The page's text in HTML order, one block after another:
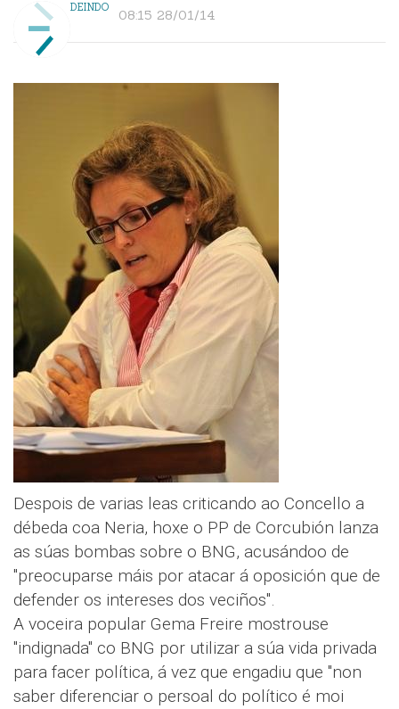
DEINDO 08:15 28/01/14
Despois de varias leas criticando ao Concello a
débeda coa Neria, hoxe o PP de Corcubión lanza
as súas bombas sobre o BNG, acusándoo de
"preocuparse máis por atacar á oposición que de
defender os intereses dos veciños".
A voceira popular Gema Freire mostrouse
"indignada" co BNG por utilizar a súa vida privada
para facer política, á vez que engadiu que "non
saber diferenciar o persoal do político é moi